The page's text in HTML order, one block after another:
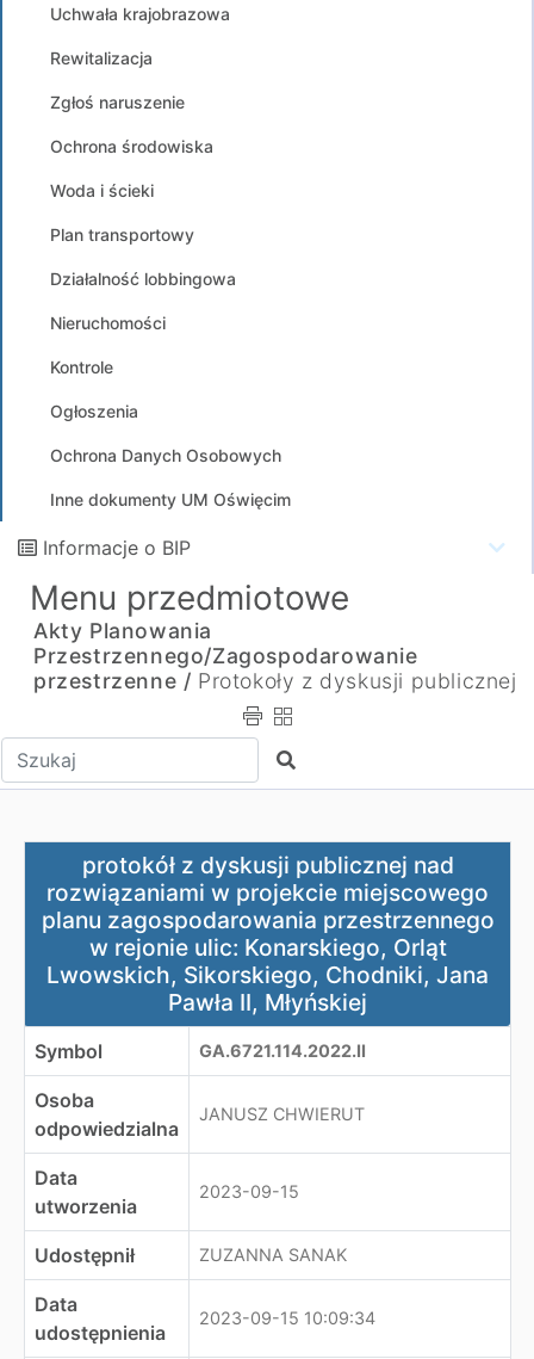
Uchwała krajobrazowa
Rewitalizacja
Zgłoś naruszenie
Ochrona środowiska
Woda i ścieki
Plan transportowy
Działalność lobbingowa
Nieruchomości
Kontrole
Ogłoszenia
Ochrona Danych Osobowych
Inne dokumenty UM Oświęcim
Informacje o BIP
Menu przedmiotowe
Akty Planowania
Przestrzennego/Zagospodarowanie
przestrzenne / Protokoły z dyskusji publicznej
Wpisz tekst do wyszukania Szukaj
protokół z dyskusji publicznej nad rozwiązaniami w
protokół z dyskusji publicznej nad
rozwiązaniami w projekcie miejscowego
planu zagospodarowania przestrzennego
w rejonie ulic: Konarskiego, Orląt
Lwowskich, Sikorskiego, Chodniki, Jana
Pawła II, Młyńskiej
Symbol GA.6721.114.2022.II
Osoba
odpowiedzialna
JANUSZ CHWIERUT
Data
utworzenia
2023-09-15
Udostępnił ZUZANNA SANAK
Data
udostępnienia
2023-09-15 10:09:34